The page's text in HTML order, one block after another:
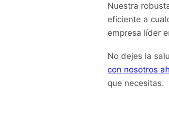
Nuestra
eficiente a
empresa líder
No dejes la
con nosotros
que necesitas.